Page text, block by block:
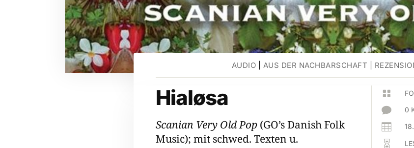
AUDIO AUS DER NACHBARSCHAFT
Hialøsa
Scanian Very Old Pop (GO’s Danish Folk
Music); mit schwed. Texten u.

 0

